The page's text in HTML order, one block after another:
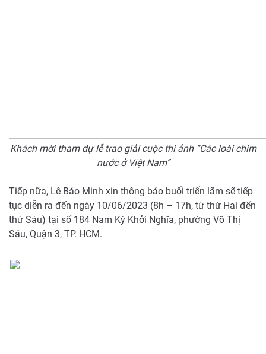
Khách mời tham dự lễ trao giải cuộc thi ảnh “Các loài chim
nước ở Việt Nam”
Tiếp nữa, Lê Bảo Minh xin thông báo buổi triển lãm sẽ tiếp
tục diễn ra đến ngày 10/06/2023 (8h – 17h, từ thứ Hai đến
thứ Sáu) tại số 184 Nam Kỳ Khởi Nghĩa, phường Võ Thị
Sáu, Quận 3, TP. HCM.